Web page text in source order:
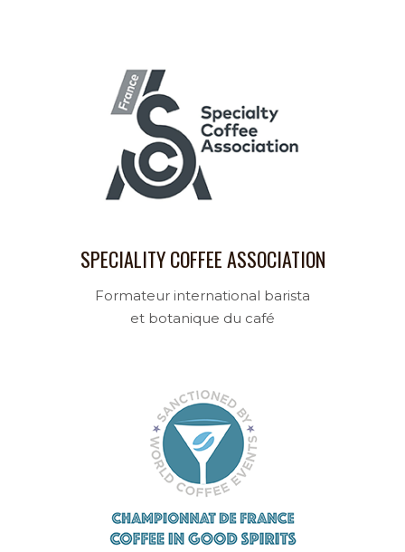
SPECIALITY COFFEE ASSOCIATION
Formateur international barista
et botanique du café